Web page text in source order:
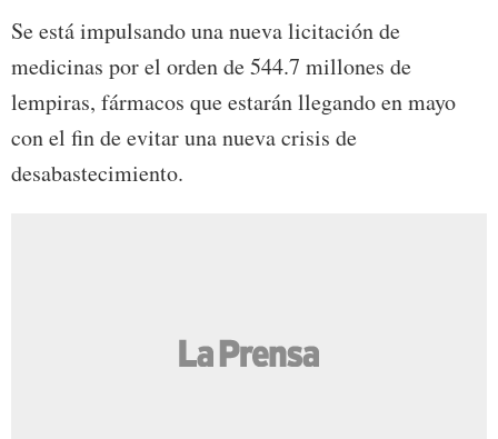
Se está impulsando una nueva licitación de
medicinas por el orden de 544.7 millones de
lempiras, fármacos que estarán llegando en mayo
con el fin de evitar una nueva crisis de
desabastecimiento.